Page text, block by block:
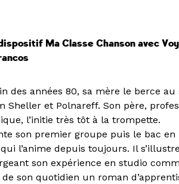
Ma Classe Chanson avec
des années 80, sa mère le berce
Sheller et Polnareff. Son père,
l’initie très tôt à la trompette.
son premier groupe puis le bac en
l’anime depuis toujours. Il
son expérience en studio
son quotidien un roman